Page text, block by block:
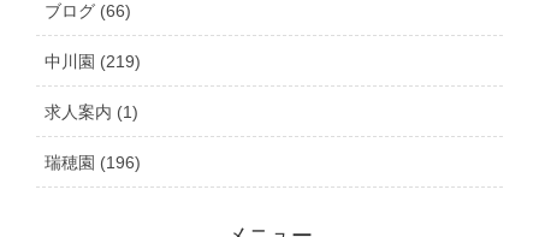
ブログ (66)
中川園 (219)
求人案内 (1)
瑞穂園 (196)